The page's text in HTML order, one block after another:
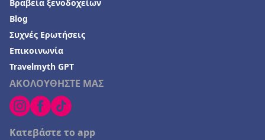
ΑΚΟΛΟΥΘΗΣΤΕ ΜΑΣ
Κατεβάστε το app
Βραβεία ξενοδοχείων
Blog
Συχνές Ερωτήσεις
Επικοινωνία
Travelmyth GPT